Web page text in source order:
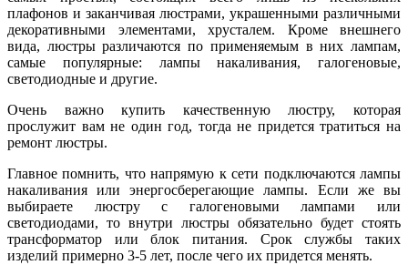
плафонов и заканчивая люстрами, украшенными различными
декоративными элементами, хрусталем. Кроме внешнего
вида, люстры различаются по применяемым в них лампам,
самые популярные: лампы накаливания, галогеновые,
светодиодные и другие.
Очень важно купить качественную люстру, которая
прослужит вам не один год, тогда не придется тратиться на
ремонт люстры.
Главное помнить, что напрямую к сети подключаются лампы
накаливания или энергосберегающие лампы. Если же вы
выбираете люстру с галогеновыми лампами или
светодиодами, то внутри люстры обязательно будет стоять
трансформатор или блок питания. Срок службы таких
изделий примерно 3-5 лет, после чего их придется менять.